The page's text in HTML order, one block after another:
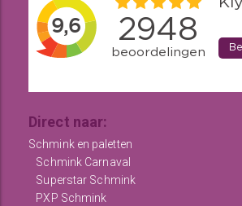
Direct naar:
Schmink en paletten
Schmink Carnaval
Superstar Schmink
PXP Schmink